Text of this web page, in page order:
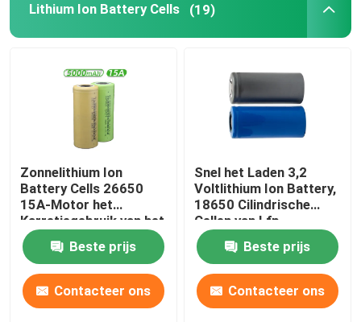
Lithium Ion Battery Cells (19)
Zonnelithium Ion
Battery Cells 26650
15A-Motor het
Karretjegebruik van het
Aanvanggolf
Beste prijs
Contacteer ons
Snel het Laden 3,2
Voltlithium Ion Battery,
18650 Cilindrische
Cellen van Lfp
Beste prijs
Contacteer ons